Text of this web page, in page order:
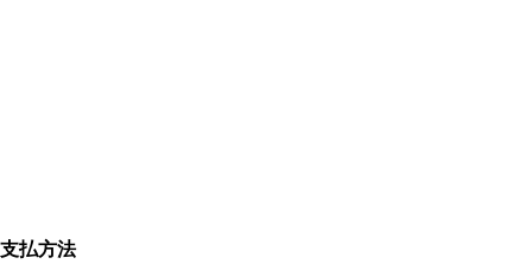
支払方法